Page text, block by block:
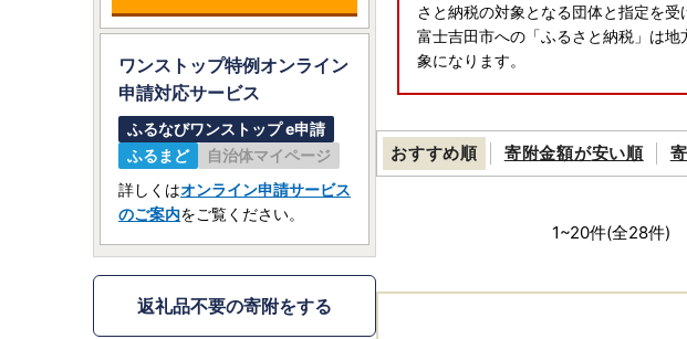
さと納税の対象となる団体と指定を受
富士吉田市への「ふるさと納税」は
象になります。
ワンストップ特例申請が完全ペーパー
富士吉田市では、ふるさと納税をいた
導入しました。
※App Store もしくはGoogle Playか
おすすめ順 寄附金額が安い順
1~20件(全28件)
ワンストップ特例オンライン
申請対応サービス
ふるなびワンストップ e申請
ふるまど
自治体マイページ
詳しくはオンライン申請サービス
のご案内をご覧ください。
返礼品不要の寄附をする